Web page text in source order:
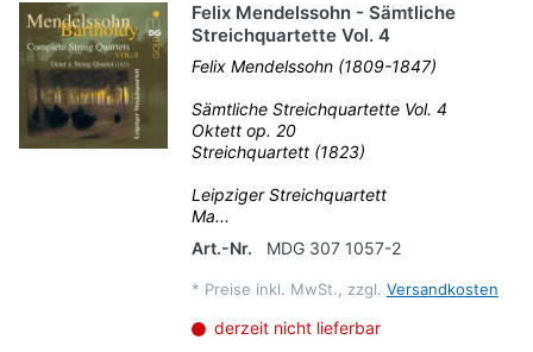
Felix Mendelssohn - Sämtliche
Streichquartette Vol. 4
Felix Mendelssohn (1809-1847)
Sämtliche Streichquartette Vol. 4
Oktett op. 20
Streichquartett (1823)
Leipziger Streichquartett
Ma...
Art.-Nr.
MDG 307 1057-2
* Preise inkl. MwSt., zzgl. Versandkosten
derzeit nicht lieferbar